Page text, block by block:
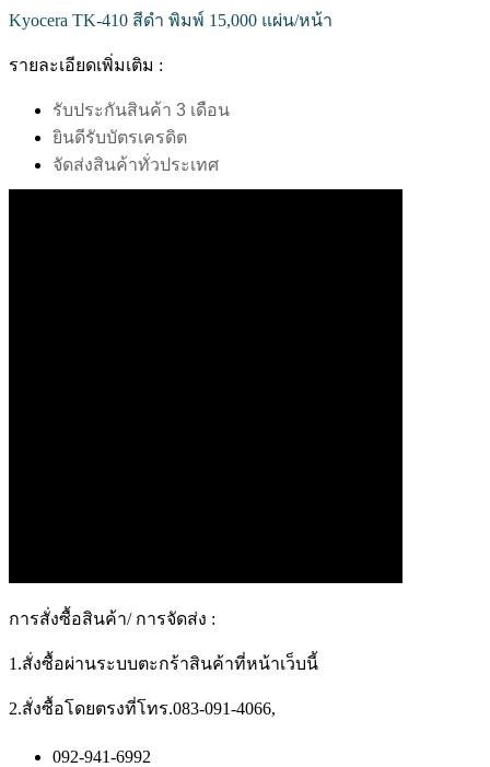
Kyocera TK-410 สีดำ พิมพ์ 15,000 แผ่น/หน้า
รายละเอียดเพิ่มเติม :
รับประกันสินค้า 3 เดือน
ยินดีรับบัตรเครดิต
จัดส่งสินค้าทั่วประเทศ
การสั่งซื้อสินค้า/ การจัดส่ง :
1.สั่งซื้อผ่านระบบตะกร้าสินค้าที่หน้าเว็บนี้
2.สั่งซื้อโดยตรงที่โทร.083-091-4066,
092-941-6992